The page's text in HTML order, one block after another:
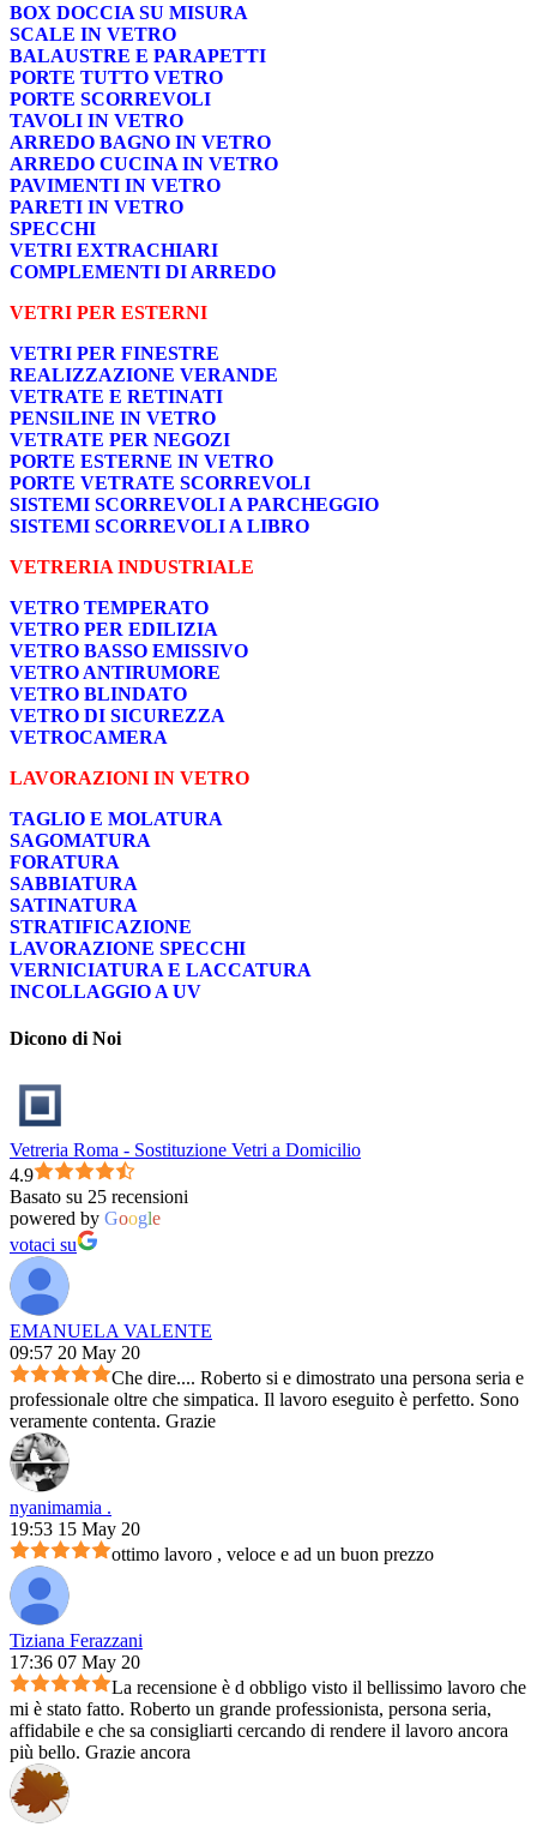
BOX DOCCIA SU MISURA
SCALE IN VETRO
BALAUSTRE E PARAPETTI
PORTE TUTTO VETRO
PORTE SCORREVOLI
TAVOLI IN VETRO
ARREDO BAGNO IN VETRO
ARREDO CUCINA IN VETRO
PAVIMENTI IN VETRO
PARETI IN VETRO
SPECCHI
VETRI EXTRACHIARI
COMPLEMENTI DI ARREDO
VETRI PER ESTERNI
VETRI PER FINESTRE
REALIZZAZIONE VERANDE
VETRATE E RETINATI
PENSILINE IN VETRO
VETRATE PER NEGOZI
PORTE ESTERNE IN VETRO
PORTE VETRATE SCORREVOLI
SISTEMI SCORREVOLI A PARCHEGGIO
SISTEMI SCORREVOLI A LIBRO
VETRERIA INDUSTRIALE
VETRO TEMPERATO
VETRO PER EDILIZIA
VETRO BASSO EMISSIVO
VETRO ANTIRUMORE
VETRO BLINDATO
VETRO DI SICUREZZA
VETROCAMERA
LAVORAZIONI IN VETRO
TAGLIO E MOLATURA
SAGOMATURA
FORATURA
SABBIATURA
SATINATURA
STRATIFICAZIONE
LAVORAZIONE SPECCHI
VERNICIATURA E LACCATURA
INCOLLAGGIO A UV
Dicono di Noi
Vetreria Roma - Sostituzione Vetri a Domicilio
4.9
Basato su 25 recensioni
powered by Google
votaci su
EMANUELA VALENTE
09:57 20 May 20
Che dire.... Roberto si e dimostrato una persona seria e
professionale oltre che simpatica. Il lavoro eseguito è perfetto. Sono
veramente contenta. Grazie
nyanimamia .
19:53 15 May 20
ottimo lavoro , veloce e ad un buon prezzo
Tiziana Ferazzani
17:36 07 May 20
La recensione è d obbligo visto il bellissimo lavoro che
mi è stato fatto. Roberto un grande professionista, persona seria,
affidabile e che sa consigliarti cercando di rendere il lavoro ancora
più bello. Grazie ancora